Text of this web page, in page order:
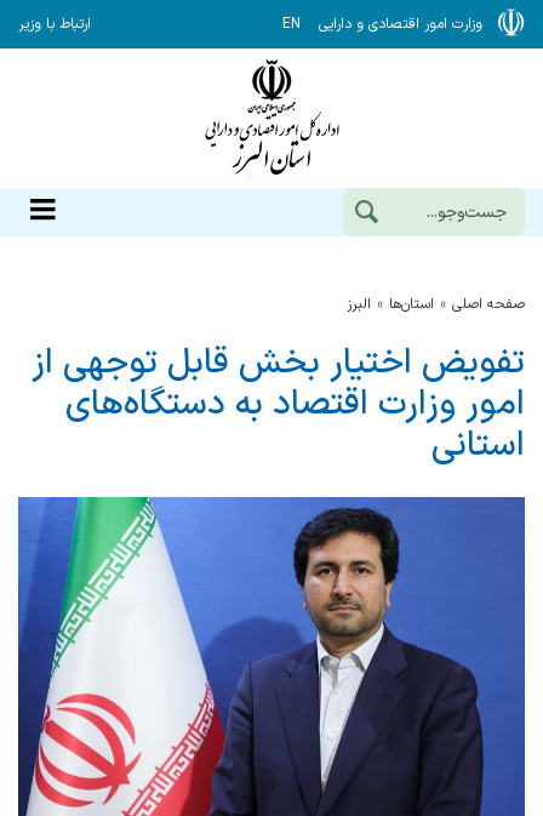
وزارت امور اقتصادی و دارایی EN ارتباط با وزیر
صفحه اصلی استان‌ها البرز
تفویض اختیار بخش قابل توجهی از
امور وزارت اقتصاد به دستگاه‌های
استانی